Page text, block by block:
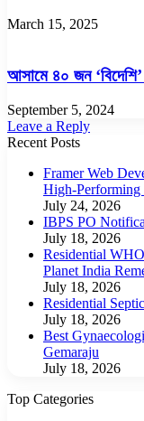
March 15, 2025
আসামে ৪০ জন ‘বিদেশি’
September 5, 2024
Leave a Reply
Recent Posts
Framer Web
High-Performing
July 24, 2026
IBPS PO
July 18, 2026
Residential
Planet India
July 18, 2026
Residential
July 18, 2026
Best
Gemaraju
July 18, 2026
Top Categories